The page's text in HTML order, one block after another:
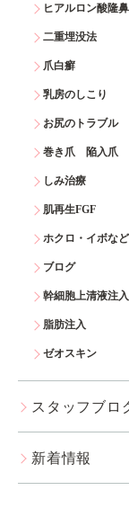
ヒアルロン酸隆
二重埋没法
爪白癬
乳房のしこり
お尻のトラブル
巻き爪 陥入爪
しみ治療
肌再生FGF
ホクロ・イボな
ブログ
幹細胞上清液注
脂肪注入
ゼオスキン
スタッフブロ
新着情報